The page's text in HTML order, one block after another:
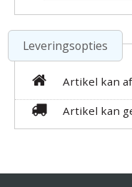
Leveringsopties
Artikel kan
Artikel kan